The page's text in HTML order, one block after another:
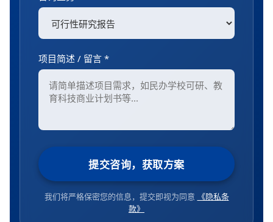
项目简述 / 留言 *
提交咨询，获取方案
我们将严格保密您的信息，提交即视为同意
《隐私条
款》